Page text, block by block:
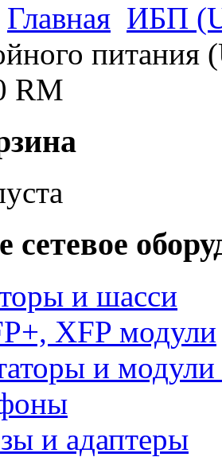
Главная ИБП
питания
RM
сетевое
и шасси
XFP модули
и модули
и адаптеры